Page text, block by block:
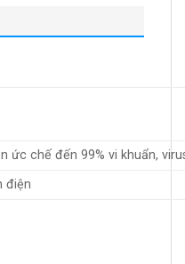
ức chế đến 99% vi khuẩn,
điện